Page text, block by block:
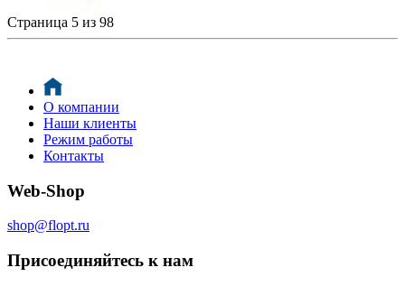
Страница 5 из 98
О компании
Наши клиенты
Режим работы
Контакты
Web-Shop
shop@flopt.ru
Присоединяйтесь к нам